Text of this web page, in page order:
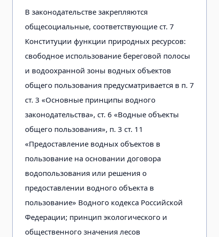
В законодательстве закрепляются
общесоциальные, соответствующие ст. 7
Конституции функции природных ресурсов:
свободное использование береговой полосы
и водоохранной зоны водных объектов
общего пользования предусматривается в п. 7
ст. 3 «Основные принципы водного
законодательства», ст. 6 «Водные объекты
общего пользования», п. 3 ст. 11
«Предоставление водных объектов в
пользование на основании договора
водопользования или решения о
предоставлении водного объекта в
пользование» Водного кодекса Российской
Федерации; принцип экологического и
общественного значения лесов